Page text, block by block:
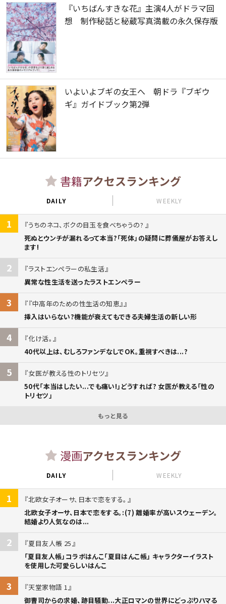
『いちばんすきな花』主演4人がドラマ回
想 制作秘話と秘蔵写真満載の永久保存版
いよいよブギの女王へ 朝ドラ『ブギウ
ギ』ガイドブック第2弾
書籍アクセスランキング
DAILY WEEKLY
1
うちのネコ、ボクの目玉を食べちゃうの?
死ぬとウンチが漏れるって本当?「死体」の疑問に葬儀屋がお答えし
ます!
2
ラストエンペラーの私生活
異常な性生活を送ったラストエンペラー
3
『中高年のための性生活の知恵』
挿入はいらない?機能が衰えてもできる夫婦生活の新しい形
4
化け活。
40代以上は、むしろファンデなしでOK。重視すべきは...?
5
女医が教える性のトリセツ
50代「本当はしたい...でも痛い!」どうすれば? 女医が教える「性の
トリセツ」
もっと見る
漫画アクセスランキング
DAILY WEEKLY
1
北欧女子オーサ、日本で恋をする。
北欧女子オーサ、日本で恋をする。:(7) 離婚率が高いスウェーデン。
結婚より人気なのは...
2
夏目友人帳 25
「夏目友人帳」コラボはんこ「夏目はんこ帳」 キャラクターイラスト
を使用した可愛らしいはんこ
3
天堂家物語 1
御曹司からの求婚、跡目騒動...大正ロマンの世界にどっぷりハマる